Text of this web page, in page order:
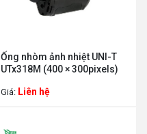
Ống nhòm ảnh nhiệt UNI-T
UTx318M (400 × 300pixels)
Giá: Liên hệ